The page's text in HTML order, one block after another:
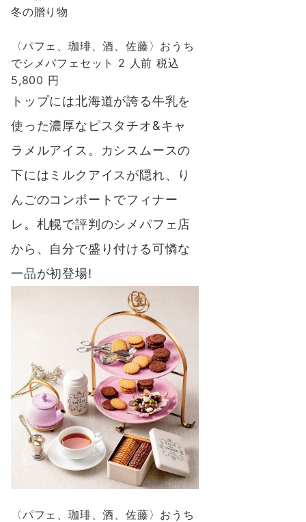
〈パフェ、珈琲、酒、佐藤〉おうち
でシメパフェセット 2 人前 税込
5,800 円
トップには北海道が誇る牛乳を
使った濃厚なピスタチオ&キャ
ラメルアイス。カシスムースの
下にはミルクアイスが隠れ、り
んごのコンポートでフィナー
レ。 札幌で評判のシメパフェ店
から、自分で盛り付ける可憐な
一品が初登場!
〈パフェ、珈琲、酒、佐藤〉おうち